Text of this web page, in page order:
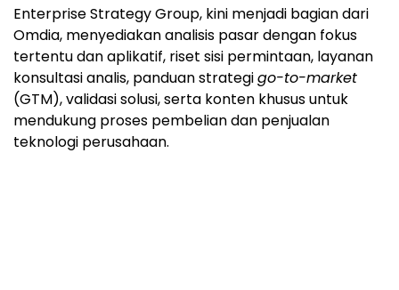
Enterprise Strategy Group, kini menjadi bagian dari
Omdia, menyediakan analisis pasar dengan fokus
tertentu dan aplikatif, riset sisi permintaan, layanan
konsultasi analis, panduan strategigo-to-market
(GTM), validasi solusi, serta konten khusus untuk
mendukung proses pembelian dan penjualan
teknologi perusahaan.